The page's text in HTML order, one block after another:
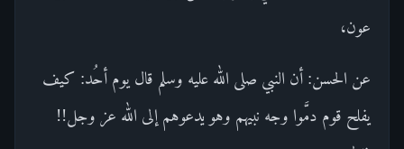
عون،
عن الحسن: أن النبي صلى الله عليه وسلم قال يوم أحُد: كيف
يفلح قوم دمَّوا وجه نبيهم وهو يدعوهم إلى الله عز وجل!!